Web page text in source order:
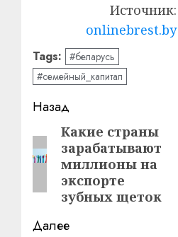
Источник:
onlinebrest.by
Tags: #беларусь
#семейный_капитал
Навигация
записи
Назад
Предыдущая
запись:
Какие страны
зарабатывают
миллионы на
экспорте
зубных щеток
Далее